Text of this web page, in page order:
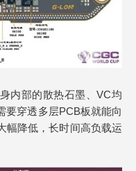
内部的散热石墨、VC均
要穿透多层PCB板就能向
幅降低，长时间高负载运